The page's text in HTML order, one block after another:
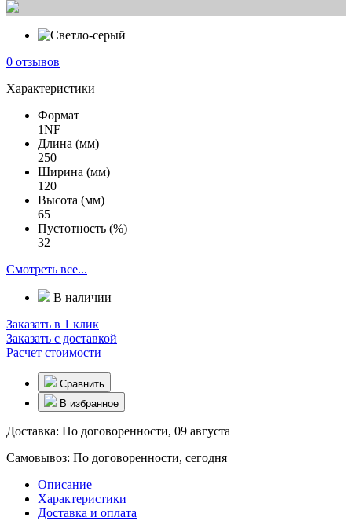
0 отзывов
Характеристики
Формат
1NF
Длина (мм)
250
Ширина (мм)
120
Высота (мм)
65
Пустотность (%)
32
Смотреть все...
В наличии
Заказать в 1 клик
Заказать с доставкой
Расчет стоимости
Сравнить
В избранное
Доставка: По договоренности, 09 августа
Самовывоз: По договоренности, сегодня
Описание
Характеристики
Доставка и оплата